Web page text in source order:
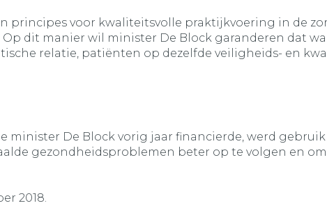
principes voor kwaliteitsvolle praktijkvoering in de
dit manier wil minister De Block garanderen dat
relatie, patiënten op dezelfde veiligheids- en
De Block vorig jaar financierde, werd
gezondheidsproblemen beter op te volgen en
2018.